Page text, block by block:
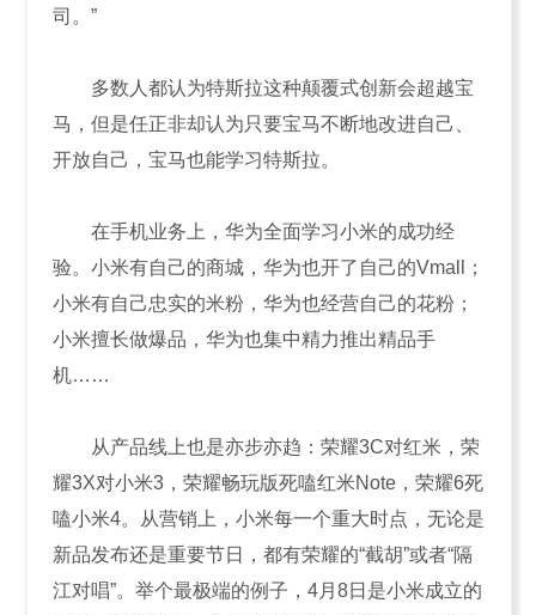
司。”
多数人都认为特斯拉这种颠覆式创新会超越宝
马，但是任正非却认为只要宝马不断地改进自己、
开放自己，宝马也能学习特斯拉。
在手机业务上，华为全面学习小米的成功经
验。小米有自己的商城，华为也开了自己的Vmall；
小米有自己忠实的米粉，华为也经营自己的花粉；
小米擅长做爆品，华为也集中精力推出精品手
机……
从产品线上也是亦步亦趋：荣耀3C对红米，荣
耀3X对小米3，荣耀畅玩版死嗑红米Note，荣耀6死
嗑小米4。从营销上，小米每一个重大时点，无论是
新品发布还是重要节日，都有荣耀的“截胡”或者“隔
江对唱”。举个最极端的例子，4月8日是小米成立的